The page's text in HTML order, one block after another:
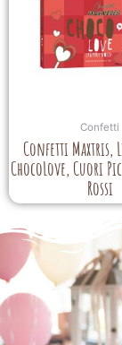
Confetti
Confetti Maxtris,
ChocoLove, Cuori
Rossi